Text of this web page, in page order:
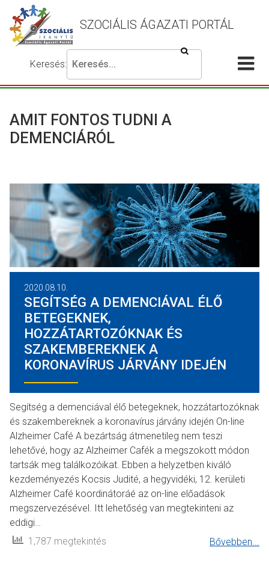
SZOCIÁLIS ÁGAZATI PORTÁL
Keresés:
Írja
be
keresni
kívánt
kifejezést,
meg
a
keresés
gombot.
Keresés
beállítások
AMIT FONTOS TUDNI A
DEMENCIÁRÓL
2020.08.10.
SEGÍTSÉG A DEMENCIÁVAL ÉLŐ
BETEGEKNEK,
HOZZÁTARTOZÓKNAK ÉS
SZAKEMBEREKNEK A
KORONAVÍRUS JÁRVÁNY IDEJÉN
Segítség a demenciával élő betegeknek, hozzátartozóknak
és szakembereknek a koronavírus járvány idején On-line
Alzheimer Café A bezártság átmenetileg nem teszi
lehetővé, hogy az Alzheimer Cafék a megszokott módon
tartsák meg találkozóikat. Ebben a helyzetben kiváló
kezdeményezés Kocsis Judité, a hegyvidéki, 12. kerületi
Alzheimer Café koordinátoráé az on-line előadások
megszervezésével. Itt lehetőség van megtekinteni az
eddigi…
1,787 megtekintés
Bővebben...